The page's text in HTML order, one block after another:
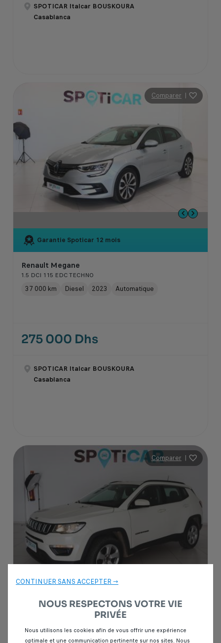
SPOTICAR Italcar BOUSKOURA
Casablanca
Comparer |
Garantie Spoticar 12 mois
Renault Megane
1.5 DCI 115 EDC TECHNO
37 000 km Diesel 2023 Automatique
275 000 Dhs
SPOTICAR Italcar BOUSKOURA
Casablanca
Comparer |
Garantie Spoticar12 mois
Jeep Compass
2.2 CRD 163 LIMITED 4X4
CONTINUER SANS ACCEPTER →
NOUS RESPECTONS VOTRE VIE
PRIVÉE
Nous utilisons les cookies afin de vous offrir une expérience
optimale et une communication pertinente sur nos sites. Nous